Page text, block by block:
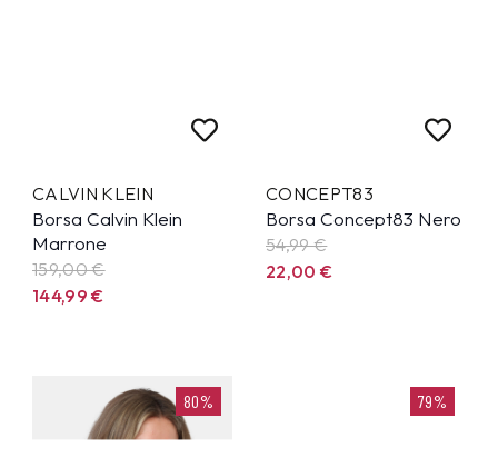
CALVIN KLEIN
Borsa Calvin Klein
Marrone
159,00 €
144,99€
CONCEPT83
Borsa Concept83 Nero
54,99€
22,00€
80% 79%